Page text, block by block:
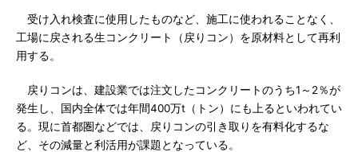
受け入れ検査に使用したものなど、施工に使われることなく、
工場に戻される生コンクリート（戻りコン）を原材料として再利
用する。
戻りコンは、建設業では注文したコンクリートのうち1～2％が
発生し、国内全体では年間400万t（トン）にも上るといわれてい
る。現に首都圏などでは、戻りコンの引き取りを有料化するな
ど、その減量と利活用が課題となっている。